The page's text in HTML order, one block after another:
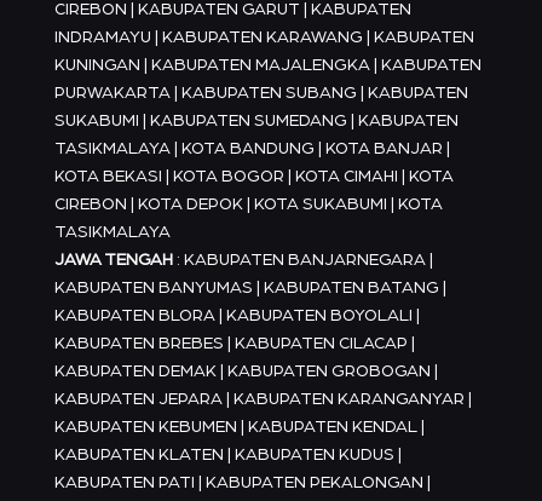
CIREBON | KABUPATEN GARUT | KABUPATEN
INDRAMAYU | KABUPATEN KARAWANG | KABUPATEN
KUNINGAN | KABUPATEN MAJALENGKA | KABUPATEN
PURWAKARTA | KABUPATEN SUBANG | KABUPATEN
SUKABUMI | KABUPATEN SUMEDANG | KABUPATEN
TASIKMALAYA | KOTA BANDUNG | KOTA BANJAR |
KOTA BEKASI | KOTA BOGOR | KOTA CIMAHI | KOTA
CIREBON | KOTA DEPOK | KOTA SUKABUMI | KOTA
TASIKMALAYA
JAWA TENGAH : KABUPATEN BANJARNEGARA |
KABUPATEN BANYUMAS | KABUPATEN BATANG |
KABUPATEN BLORA | KABUPATEN BOYOLALI |
KABUPATEN BREBES | KABUPATEN CILACAP |
KABUPATEN DEMAK | KABUPATEN GROBOGAN |
KABUPATEN JEPARA | KABUPATEN KARANGANYAR |
KABUPATEN KEBUMEN | KABUPATEN KENDAL |
KABUPATEN KLATEN | KABUPATEN KUDUS |
KABUPATEN PATI | KABUPATEN PEKALONGAN |